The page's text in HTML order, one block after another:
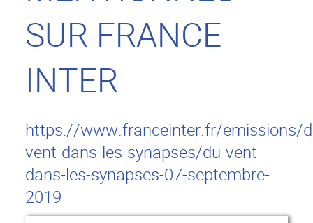
SUR FRANCE
INTER
https://www.franceinter.fr/emissions/
vent-dans-les-synapses/du-vent-
dans-les-synapses-07-septembre-
2019